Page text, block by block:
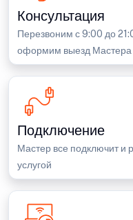
Консультация
Перезвоним с 9:00 до
оформим выезд Мастера
Подключение
Мастер все подключит и
услугой